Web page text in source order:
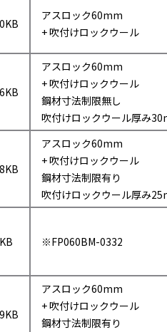
アスロック60mm
+ 吹付けロックウール
アスロック60mm
+ 吹付けロックウール
鋼材寸法制限無し
吹付けロックウール厚み
アスロック60mm
+ 吹付けロックウール
鋼材寸法制限有り
吹付けロックウール厚み
※FP060BM-0332
アスロック60mm
+ 吹付けロックウール
鋼材寸法制限有り